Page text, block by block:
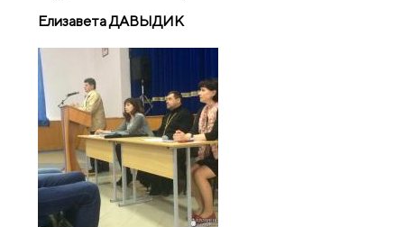
Елизавета ДАВЫДИК